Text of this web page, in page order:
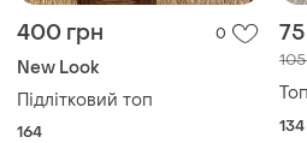
400 грн 0
New Look
Підлітковий топ
164 134